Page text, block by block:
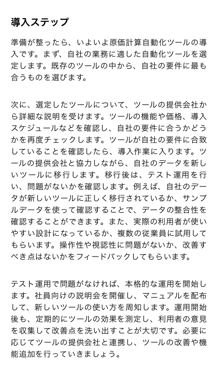
導入ステップ
準備が整ったら、いよいよ原価計算自動化ツールの導
入です。まず、自社の業務に適した自動化ツールを選
定します。既存のツールの中から、自社の要件に最も
合うものを選びます。
次に、選定したツールについて、ツールの提供会社か
ら詳細な説明を受けます。ツールの機能や価格、導入
スケジュールなどを確認し、自社の要件に合うかどう
かを再度チェックします。ツールが自社の要件に合致
していることを確認したら、導入作業に入ります。ツ
ールの提供会社と協力しながら、自社のデータを新し
いツールに移行します。移行後は、テスト運用を行
い、問題がないかを確認します。例えば、自社のデー
タが新しいツールに正しく移行されているか、サンプ
ルデータを使って確認することで、データの整合性を
確認することができます。また、実際の利用者が使い
やすい設計になっているか、複数の従業員に試用して
もらいます。操作性や視認性に問題がないか、改善す
べき点はないかをフィードバックしてもらいます。
テスト運用で問題がなければ、本格的な運用を開始し
ます。社員向けの説明会を開催し、マニュアルを配布
して、新しいツールの使い方を周知します。運用開始
後も、定期的にツールの効果を測定し、利用者の意見
を収集して改善点を洗い出すことが大切です。必要に
応じてツールの提供会社と連携し、ツールの改善や機
能追加を行っていきましょう。